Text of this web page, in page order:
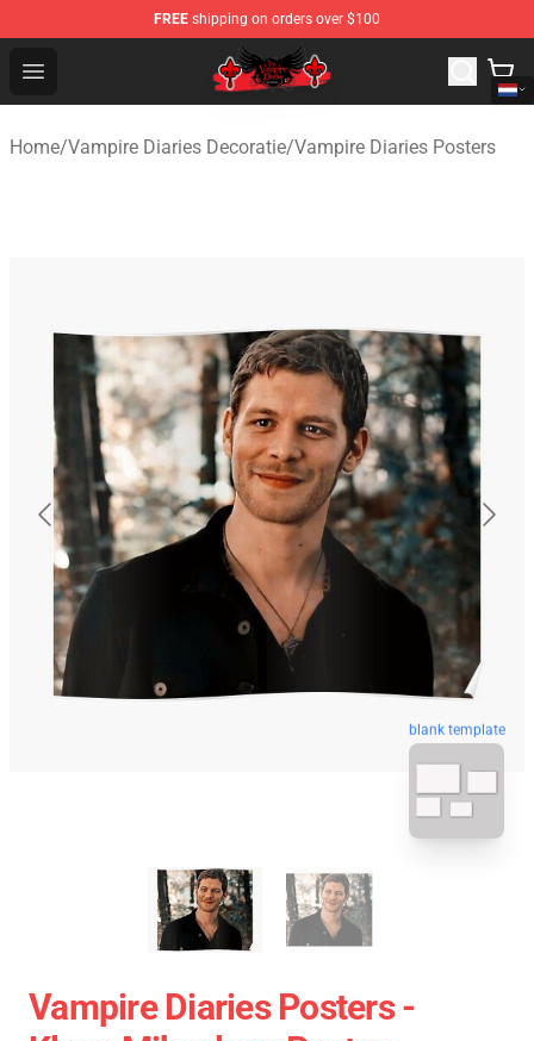
FREE shipping on orders over $100
Open menu
The Vampire Diaries Shop - Official The Vampire
Home/Vampire Diaries Decoratie/Vampire Diaries Posters
blank template
Vampire Diaries Posters -